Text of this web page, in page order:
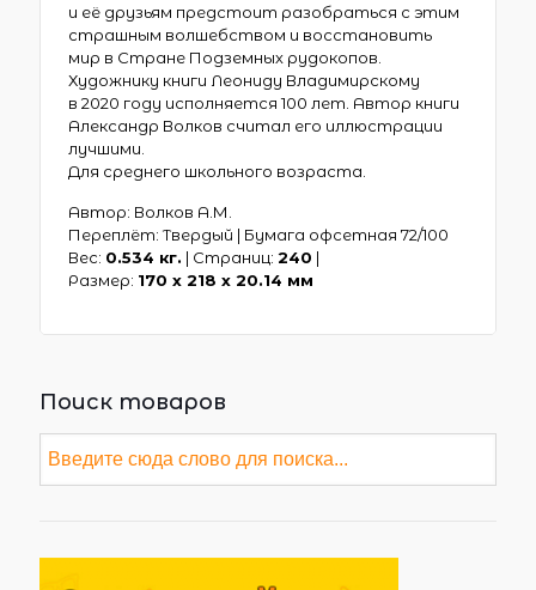
и её друзьям предстоит разобраться с этим
страшным волшебством и восстановить
мир в Стране Подземных рудокопов.
Художнику книги Леониду Владимирскому
в 2020 году исполняется 100 лет. Автор книги
Александр Волков считал его иллюстрации
лучшими.
Для среднего школьного возраста.
Автор: Волков А.М.
Переплёт: Твердый | Бумага офсетная 72/100
Вес: 0.534 кг. | Страниц:240 |
Размер: 170 х 218 x 20.14 мм
Поиск товаров